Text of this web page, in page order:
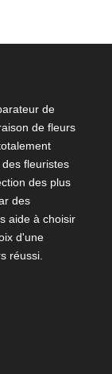
de
de fleurs
fleuristes
des plus
des
aide à choisir
d'une
réussi.